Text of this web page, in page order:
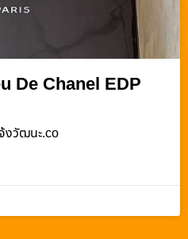
De Chanel EDP
งวัฒนะ.co